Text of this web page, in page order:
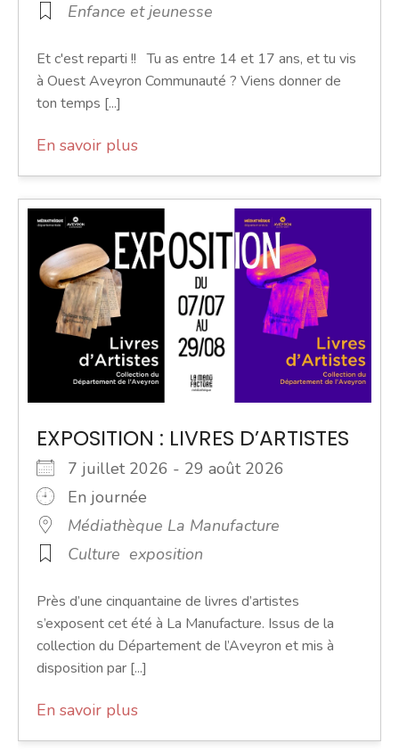
Enfance et jeunesse
Et c'est reparti !! Tu as entre 14 et 17 ans, et tu vis
à Ouest Aveyron Communauté ? Viens donner de
ton temps [...]
En savoir plus
EXPOSITION : LIVRES D’ARTISTES
7 juillet 2026 - 29 août 2026
En journée
Médiathèque La Manufacture
Culture exposition
Près d’une cinquantaine de livres d’artistes
s’exposent cet été à La Manufacture. Issus de la
collection du Département de l’Aveyron et mis à
disposition par [...]
En savoir plus